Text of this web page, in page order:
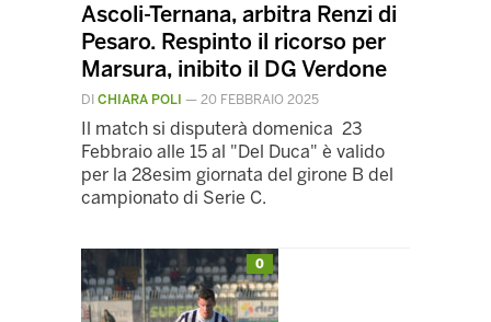
Ascoli-Ternana, arbitra Renzi di
Pesaro. Respinto il ricorso per
Marsura, inibito il DG Verdone
DI CHIARA POLI — 20 FEBBRAIO 2025
Il match si disputerà domenica 23
Febbraio alle 15 al "Del Duca" è valido
per la 28esim giornata del girone B del
campionato di Serie C.
0